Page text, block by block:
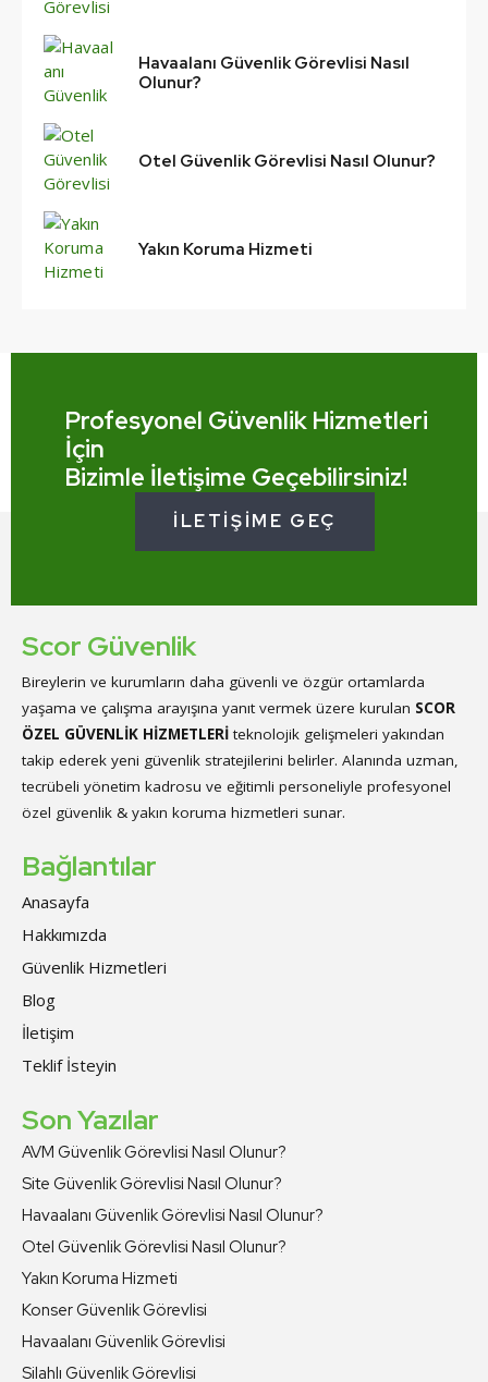
Havaalanı Güvenlik Görevlisi Nasıl
Olunur?
Otel Güvenlik Görevlisi Nasıl Olunur?
Yakın Koruma Hizmeti
Profesyonel Güvenlik Hizmetleri
İçin
Bizimle İletişime Geçebilirsiniz!
İLETIŞIME GEÇ
Scor Güvenlik
Bireylerin ve kurumların daha güvenli ve özgür ortamlarda
yaşama ve çalışma arayışına yanıt vermek üzere kurulan SCOR
ÖZEL GÜVENLİK HİZMETLERİ teknolojik gelişmeleri yakından
takip ederek yeni güvenlik stratejilerini belirler. Alanında uzman,
tecrübeli yönetim kadrosu ve eğitimli personeliyle profesyonel
özel güvenlik & yakın koruma hizmetleri sunar.
Bağlantılar
Anasayfa
Hakkımızda
Güvenlik Hizmetleri
Blog
İletişim
Teklif İsteyin
Son Yazılar
AVM Güvenlik Görevlisi Nasıl Olunur?
Site Güvenlik Görevlisi Nasıl Olunur?
Havaalanı Güvenlik Görevlisi Nasıl Olunur?
Otel Güvenlik Görevlisi Nasıl Olunur?
Yakın Koruma Hizmeti
Konser Güvenlik Görevlisi
Havaalanı Güvenlik Görevlisi
Silahlı Güvenlik Görevlisi